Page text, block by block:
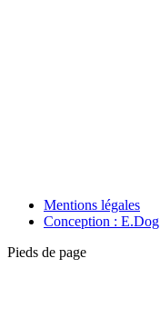
Mentions légales
Conception : E.Dog
Pieds de page